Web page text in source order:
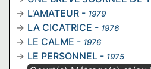
L'AMATEUR - 1979
LA CICATRICE - 1976
LE CALME - 1976
LE PERSONNEL - 1975